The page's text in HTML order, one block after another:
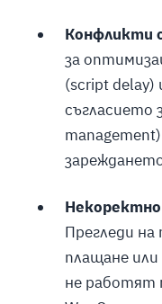
Конфликти
за
(script delay)
съгласието
Некоректно
Прегледи
плащане
не работят